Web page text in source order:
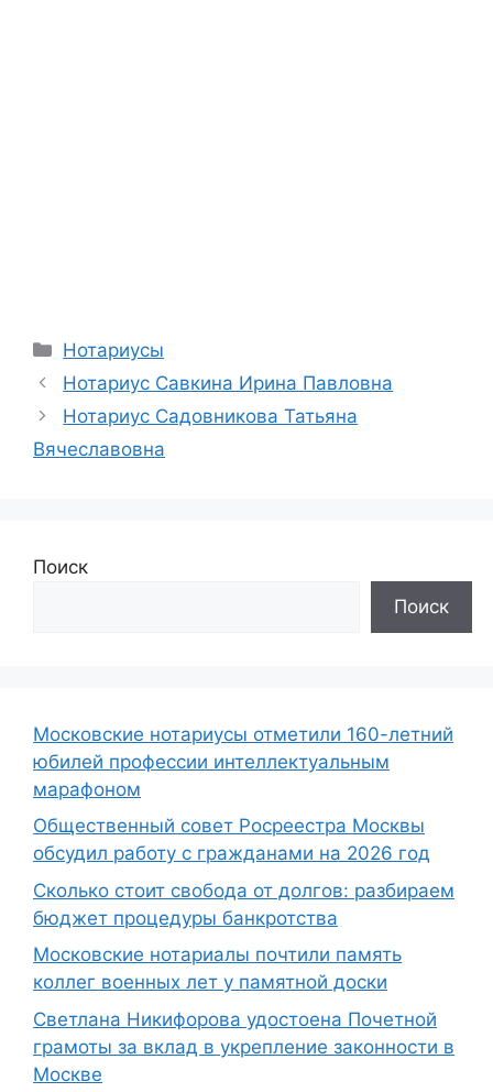
Рубрики
Нотариусы
Нотариус Савкина Ирина Павловна
Нотариус Садовникова Татьяна
Вячеславовна
Поиск
Поиск
Московские нотариусы отметили 160-летний
юбилей профессии интеллектуальным
марафоном
Общественный совет Росреестра Москвы
обсудил работу с гражданами на 2026 год
Сколько стоит свобода от долгов: разбираем
бюджет процедуры банкротства
Московские нотариалы почтили память
коллег военных лет у памятной доски
Светлана Никифорова удостоена Почетной
грамоты за вклад в укрепление законности в
Москве